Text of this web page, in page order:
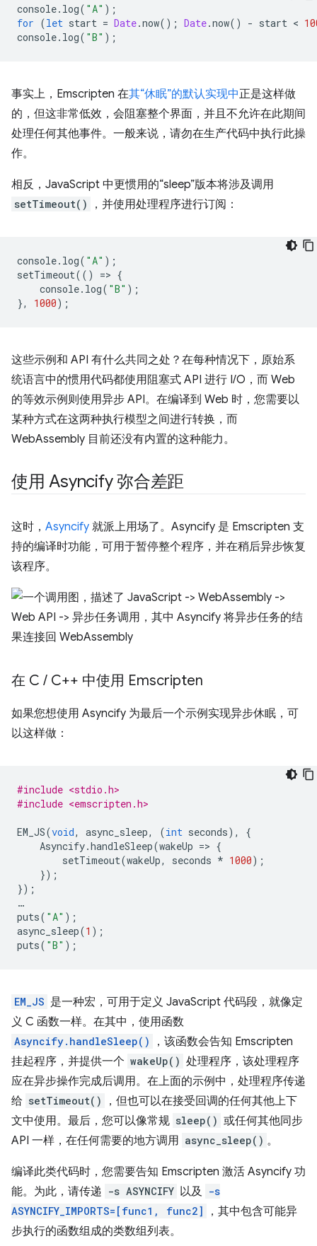
console. log( "A" );
for (let start = Date.now(); Date.now() - start <
console. log( "B" );
事实上，Emscripten 在其“休眠”的默认实现中正是这样做
的，但这非常低效，会阻塞整个界面，并且不允许在此期间
处理任何其他事件。一般来说，请勿在生产代码中执行此操
作。
相反，JavaScript 中更惯用的“sleep”版本将涉及调用
setTimeout() ，并使用处理程序进行订阅：
console. log( "A" );
setTimeout(() => {
console. log( "B" );
},
1000);
这些示例和 API 有什么共同之处？在每种情况下，原始系
统语言中的惯用代码都使用阻塞式 API 进行 I/O，而 Web
的等效示例则使用异步 API。在编译到 Web 时，您需要以
某种方式在这两种执行模型之间进行转换，而
WebAssembly 目前还没有内置的这种能力。
使用 Asyncify 弥合差距
这时， Asyncify 就派上用场了。Asyncify 是 Emscripten 支
持的编译时功能，可用于暂停整个程序，并在稍后异步恢复
该程序。
在 C / C++ 中使用 Emscripten
如果您想使用 Asyncify 为最后一个示例实现异步休眠，可
以这样做：
#include <stdio.h>
#include <emscripten.h>
EM_JS(void, async_sleep, (int seconds),
{
Asyncify.handleSleep(wakeUp => {
setTimeout(wakeUp, seconds * 1000);
});
});
…
puts( "A" );
async_sleep(1 );
puts( "B" );
EM_JS 是一种宏，可用于定义 JavaScript 代码段，就像定
义 C 函数一样。在其中，使用函数
Asyncify.handleSleep()
，该函数会告知 Emscripten
挂起程序，并提供一个 wakeUp() 处理程序，该处理程序
应在异步操作完成后调用。在上面的示例中，处理程序传递
给 setTimeout()
，但也可以在接受回调的任何其他上下
文中使用。最后，您可以像常规 sleep() 或任何其他同步
API 一样，在任何需要的地方调用 async_sleep() 。
编译此类代码时，您需要告知 Emscripten 激活 Asyncify 功
能。为此，请传递 -s ASYNCIFY 以及 -s
ASYNCIFY_IMPORTS=[func1, func2]
，其中包含可能异
步执行的函数组成的类数组列表。